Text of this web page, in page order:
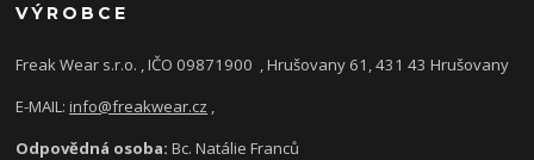
VÝROBCE
Freak Wear s.r.o. , IČO 09871900 , Hrušovany 61, 431 43 Hrušovany
E-MAIL:info@freakwear.cz ,
Odpovědná osoba:Bc. Natálie Franců